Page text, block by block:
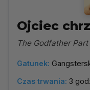
Ojciec
The Godfather Part
Gatunek:
Czas trwania: 3